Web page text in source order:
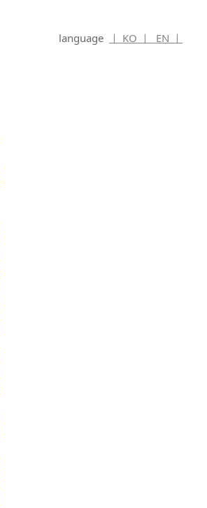
language ㅣ KO ㅣ EN ㅣ